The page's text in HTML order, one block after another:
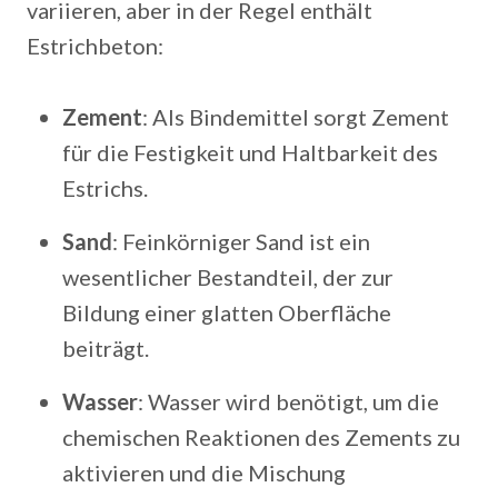
variieren, aber in der Regel enthält
Estrichbeton:
Zement: Als Bindemittel sorgt Zement
für die Festigkeit und Haltbarkeit des
Estrichs.
Sand: Feinkörniger Sand ist ein
wesentlicher Bestandteil, der zur
Bildung einer glatten Oberfläche
beiträgt.
Wasser: Wasser wird benötigt, um die
chemischen Reaktionen des Zements zu
aktivieren und die Mischung